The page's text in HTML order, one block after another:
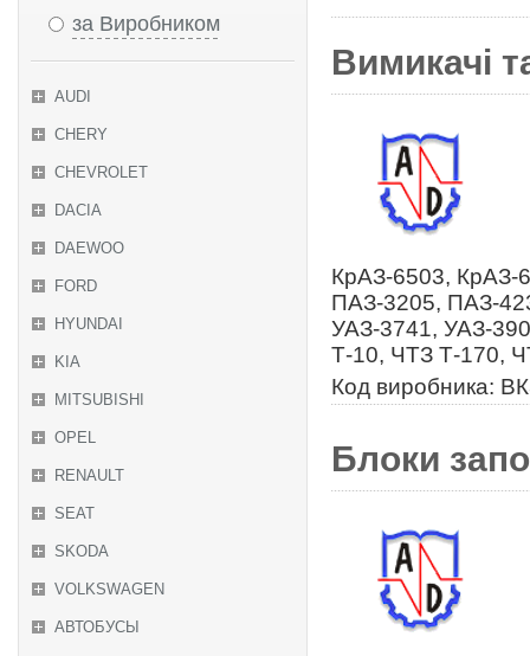
за Виробником
AUDI
CHERY
CHEVROLET
DACIA
DAEWOO
FORD
HYUNDAI
KIA
MITSUBISHI
OPEL
RENAULT
SEAT
SKODA
VOLKSWAGEN
АВТОБУСЫ
Вимикачі
КрАЗ-6503, КрАЗ-
ПАЗ-3205, ПАЗ-
УАЗ-3741, УАЗ-
Т-10, ЧТЗ Т-170,
Код виробника:
Блоки